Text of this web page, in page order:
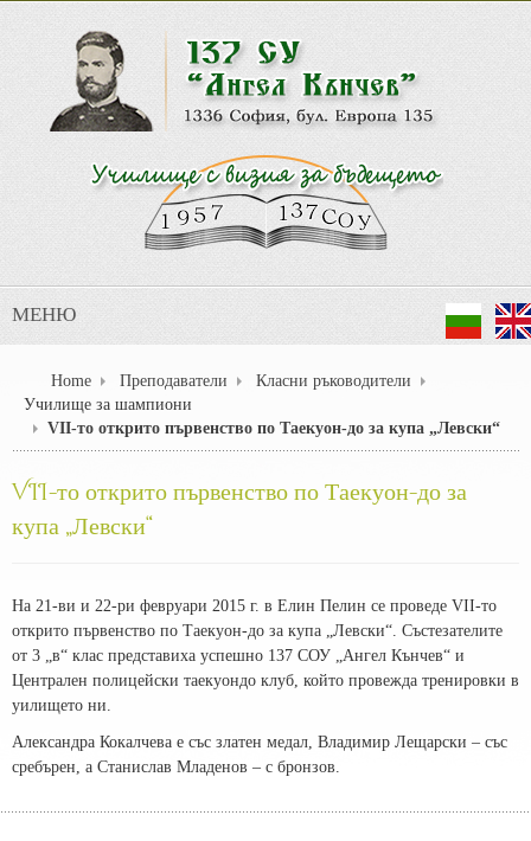
МЕНЮ
Home Преподаватели
Класни ръководители
Училище за шампиони
VII-то открито първенство по Таекуон-до за купа „Левски“
VII-то открито първенство по Таекуон-до за
купа „Левски“
На 21-ви и 22-ри февруари 2015 г. в Елин Пелин се проведе VII-то
открито първенство по Таекуон-до за купа „Левски“. Състезателите
от 3 „в“ клас представиха успешно 137 СОУ „Ангел Кънчев“ и
Централен полицейски таекуондо клуб, който провежда тренировки в
уилището ни.
Александра Кокалчева е със златен медал, Владимир Лещарски – със
сребърен, а Станислав Младенов – с бронзов.